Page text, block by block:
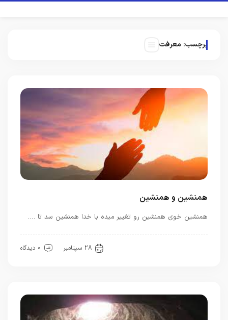
برچسب: معرفت
همنشین و همنشین
همنشین خوی همنشین رو تغییر میده با خدا همنشین سد تا ….
28 سپتامبر 0 دیدگاه